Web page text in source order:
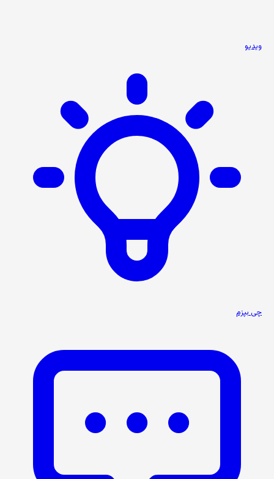
ویدیو
چی بپزم